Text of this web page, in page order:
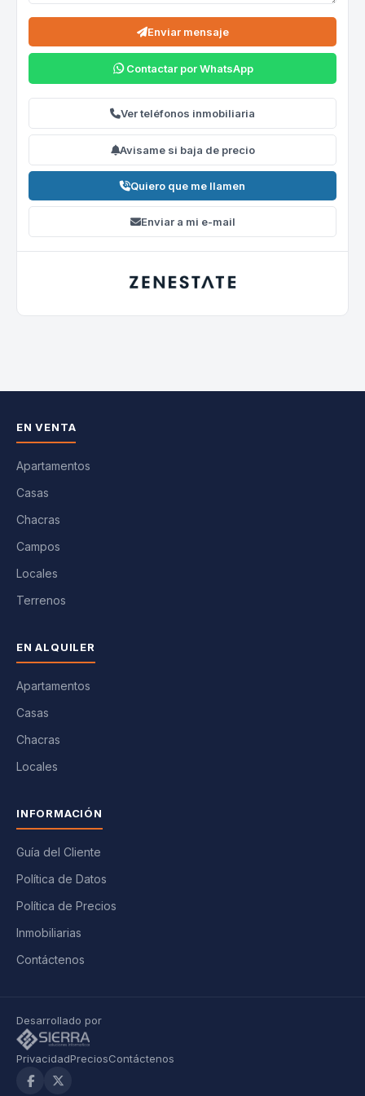
Enviar mensaje
Contactar por WhatsApp
Ver teléfonos inmobiliaria
Avisame si baja de precio
Quiero que me llamen
Enviar a mi e-mail
EN VENTA
Apartamentos
Casas
Chacras
Campos
Locales
Terrenos
EN ALQUILER
Apartamentos
Casas
Chacras
Locales
INFORMACIÓN
Guía del Cliente
Política de Datos
Política de Precios
Inmobiliarias
Contáctenos
Desarrollado por
PrivacidadPreciosContáctenos